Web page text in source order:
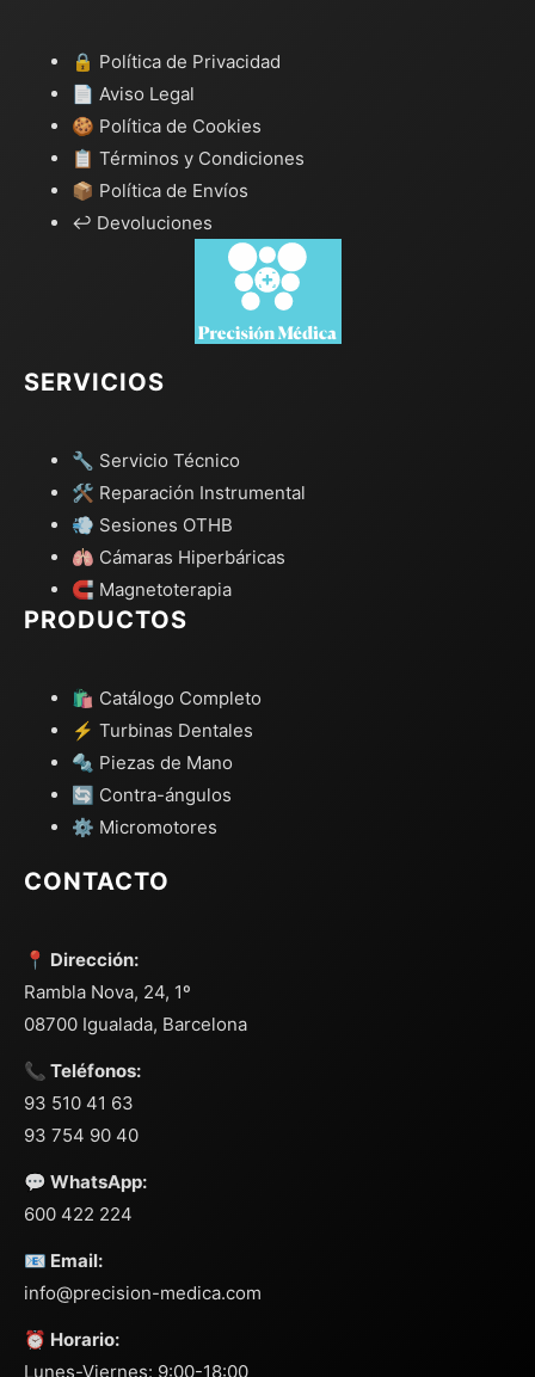
🔒 Política de Privacidad
📄 Aviso Legal
🍪 Política de Cookies
📋 Términos y Condiciones
📦 Política de Envíos
↩️ Devoluciones
SERVICIOS
🔧 Servicio Técnico
🛠️ Reparación Instrumental
💨 Sesiones OTHB
🫁 Cámaras Hiperbáricas
🧲 Magnetoterapia
PRODUCTOS
🛍️ Catálogo Completo
⚡ Turbinas Dentales
🔩 Piezas de Mano
🔄 Contra-ángulos
⚙️ Micromotores
CONTACTO
📍 Dirección:
Rambla Nova, 24, 1º
08700 Igualada, Barcelona
📞 Teléfonos:
93 510 41 63
93 754 90 40
💬 WhatsApp:
600 422 224
📧 Email:
info@precision-medica.com
⏰ Horario:
Lunes-Viernes: 9:00-18:00